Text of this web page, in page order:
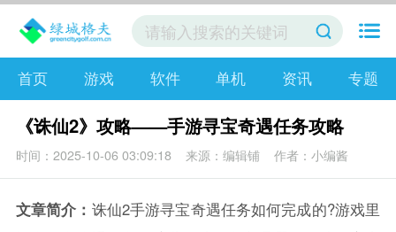
首页 游戏 软件 单机 资讯 专题
《诛仙2》攻略——手游寻宝奇遇任务攻略
时间：2025-10-06 03:09:18 来源：编辑铺 作者：小编酱
文章简介： 诛仙2手游寻宝奇遇任务如何完成的?游戏里